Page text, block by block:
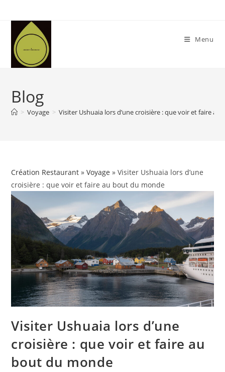
content
Menu
Blog
> Voyage > Visiter Ushuaia lors d’une croisière : que voir et faire
Création Restaurant »Voyage » Visiter Ushuaia lors d’une
croisière : que voir et faire au bout du monde
Visiter Ushuaia lors d’une
croisière : que voir et faire au
bout du monde